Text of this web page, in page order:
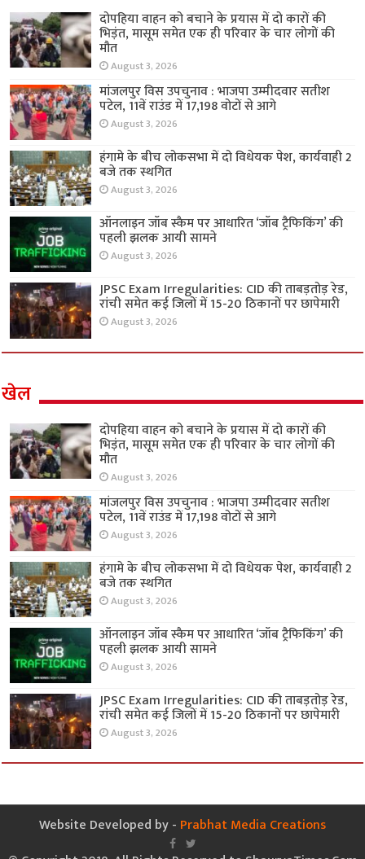
दोपहिया वाहन को बचाने के प्रयास में दो कारों की
भिड़ंत, मासूम समेत एक ही परिवार के चार लोगों की
मौत
August 3, 2026
मांजलपुर विस उपचुनाव : भाजपा उम्मीदवार सतीश
पटेल, 11वें राउंड में 17,198 वोटों से आगे
August 3, 2026
हंगामे के बीच लोकसभा में दो विधेयक पेश, कार्यवाही 2
बजे तक स्थगित
August 3, 2026
ऑनलाइन जॉब स्कैम पर आधारित ‘जॉब ट्रैफिकिंग’ की
पहली झलक आयी सामने
August 3, 2026
JPSC Exam Irregularities: CID की ताबड़तोड़ रेड,
रांची समेत कई जिलों में 15-20 ठिकानों पर छापेमारी
August 3, 2026
खेल
दोपहिया वाहन को बचाने के प्रयास में दो कारों की
भिड़ंत, मासूम समेत एक ही परिवार के चार लोगों की
मौत
August 3, 2026
मांजलपुर विस उपचुनाव : भाजपा उम्मीदवार सतीश
पटेल, 11वें राउंड में 17,198 वोटों से आगे
August 3, 2026
हंगामे के बीच लोकसभा में दो विधेयक पेश, कार्यवाही 2
बजे तक स्थगित
August 3, 2026
ऑनलाइन जॉब स्कैम पर आधारित ‘जॉब ट्रैफिकिंग’ की
पहली झलक आयी सामने
August 3, 2026
JPSC Exam Irregularities: CID की ताबड़तोड़ रेड,
रांची समेत कई जिलों में 15-20 ठिकानों पर छापेमारी
August 3, 2026
Website Developed by - Prabhat Media Creations